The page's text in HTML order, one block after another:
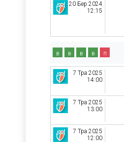
20 Бер 2024
12:15
в в в в п
7 Тра 2025
14:00
7 Тра 2025
13:00
7 Тра 2025
12:00